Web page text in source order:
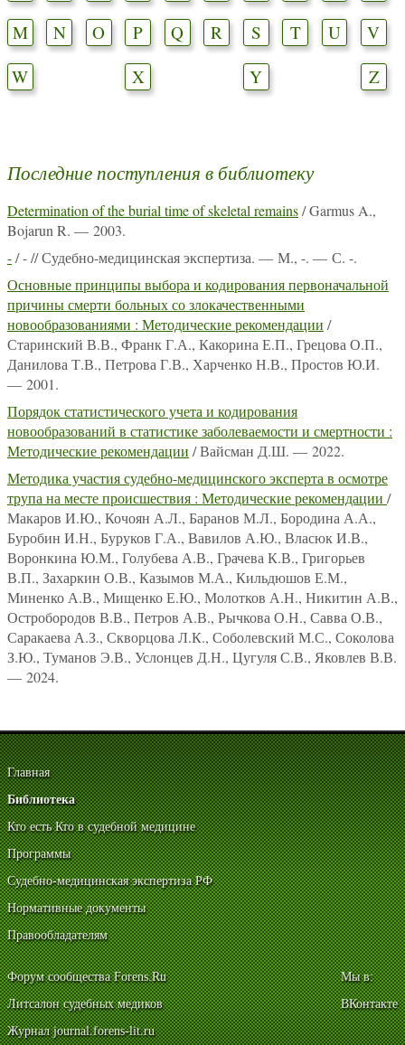
M
N O P Q R S T U
V
W
X Y Z
Последние поступления в библиотеку
Determination of the burial time of skeletal remains/ Garmus A.,
Bojarun R. — 2003.
-/ - // Судебно-медицинская экспертиза. — М., -. — С. -.
Основные принципы выбора и кодирования первоначальной
причины смерти больных со злокачественными
новообразованиями : Методические рекомендации /
Старинский В.В., Франк Г.А., Какорина Е.П., Грецова О.П.,
Данилова Т.В., Петрова Г.В., Харченко Н.В., Простов Ю.И.
— 2001.
Порядок статистического учета и кодирования
новообразований в статистике заболеваемости и смертности :
Методические рекомендации / Вайсман Д.Ш. — 2022.
Методика участия судебно-медицинского эксперта в осмотре
трупа на месте происшествия : Методические рекомендации /
Макаров И.Ю., Кочоян А.Л., Баранов М.Л., Бородина А.А.,
Буробин И.Н., Буруков Г.А., Вавилов А.Ю., Власюк И.В.,
Воронкина Ю.М., Голубева А.В., Грачева К.В., Григорьев
В.П., Захаркин О.В., Казымов М.А., Кильдюшов Е.М.,
Миненко А.В., Мищенко Е.Ю., Молотков А.Н., Никитин А.В.,
Остробородов В.В., Петров А.В., Рычкова О.Н., Савва О.В.,
Саракаева А.З., Скворцова Л.К., Соболевский М.С., Соколова
З.Ю., Туманов Э.В., Услонцев Д.Н., Цугуля С.В., Яковлев В.В.
— 2024.
Главная
Библиотека
Кто есть Кто в судебной медицине
Программы
Судебно-медицинская экспертиза РФ
Нормативные документы
Правообладателям
Форум сообщества Forens.Ru
Литсалон судебных медиков
Журнал journal.forens-lit.ru
Мы в:
ВКонтакте